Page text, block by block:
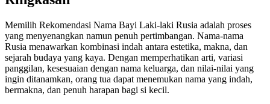
Memilih Rekomendasi Nama Bayi Laki-laki Rusia adalah proses
yang menyenangkan namun penuh pertimbangan. Nama-nama
Rusia menawarkan kombinasi indah antara estetika, makna, dan
sejarah budaya yang kaya. Dengan memperhatikan arti, variasi
panggilan, kesesuaian dengan nama keluarga, dan nilai-nilai yang
ingin ditanamkan, orang tua dapat menemukan nama yang indah,
bermakna, dan penuh harapan bagi si kecil.